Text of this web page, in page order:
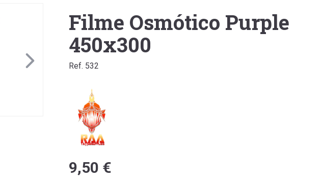
Filme Osmótico Purple
450x300
Ref. 532
9,50 €